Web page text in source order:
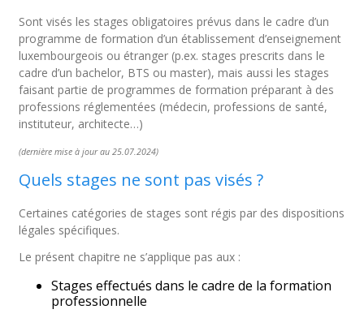
Sont visés les stages obligatoires prévus dans le cadre d’un
programme de formation d’un établissement d’enseignement
luxembourgeois ou étranger (p.ex. stages prescrits dans le
cadre d’un bachelor, BTS ou master), mais aussi les stages
faisant partie de programmes de formation préparant à des
professions réglementées (médecin, professions de santé,
instituteur, architecte…)
(dernière mise à jour au 25.07.2024)
Quels stages ne sont pas visés ?
Certaines catégories de stages sont régis par des dispositions
légales spécifiques.
Le présent chapitre ne s’applique pas aux :
Stages effectués dans le cadre de la formation
professionnelle